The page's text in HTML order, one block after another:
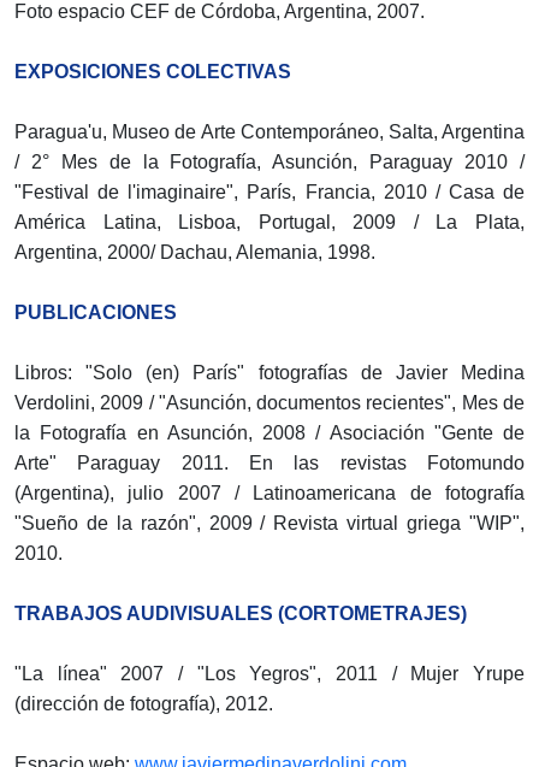
Foto espacio CEF de Córdoba, Argentina, 2007.
EXPOSICIONES COLECTIVAS
Paragua'u, Museo de Arte Contemporáneo, Salta, Argentina
/ 2° Mes de la Fotografía, Asunción, Paraguay 2010 /
"Festival de l'imaginaire", París, Francia, 2010 / Casa de
América Latina, Lisboa, Portugal, 2009 / La Plata,
Argentina, 2000/ Dachau, Alemania, 1998.
PUBLICACIONES
Libros: "Solo (en) París" fotografías de Javier Medina
Verdolini, 2009 / "Asunción, documentos recientes", Mes de
la Fotografía en Asunción, 2008 / Asociación "Gente de
Arte" Paraguay 2011. En las revistas Fotomundo
(Argentina), julio 2007 / Latinoamericana de fotografía
"Sueño de la razón", 2009 / Revista virtual griega "WIP",
2010.
TRABAJOS AUDIVISUALES (CORTOMETRAJES)
"La línea" 2007 / "Los Yegros", 2011 / Mujer Yrupe
(dirección de fotografía), 2012.